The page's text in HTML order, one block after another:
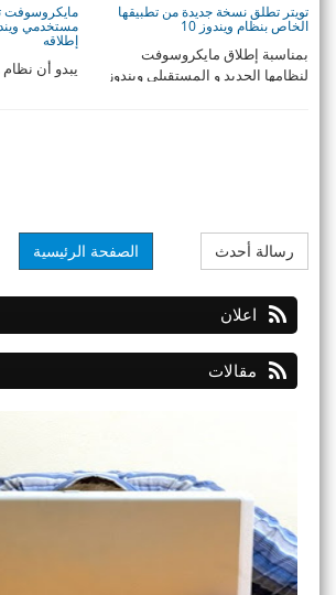
تويتر تطلق نسخة جديدة من تطبيقها
الخاص بنظام ويندوز 10
بمناسبة إطلاق مايكروسوفت
لنظامها الجديد و المستقبلي ويندوز
إطلاقه
رسالة أحدث الصفحة الرئيسية
اعلان
مقالات